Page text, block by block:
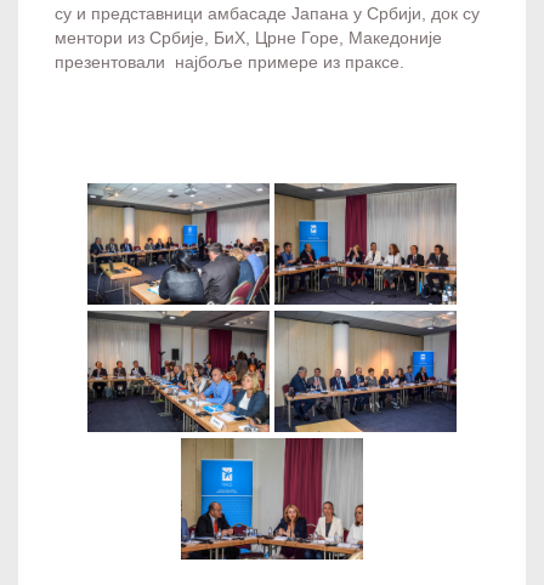
су и представници амбасаде Јапана у Србији, док су
ментори из Србије, БиХ, Црне Горе, Македоније
презентовали најбоље примере из праксе.